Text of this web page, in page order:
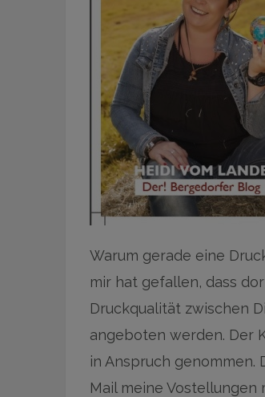
Warum gerade eine
mir hat gefallen, dass
Druckqualität zwischen
angeboten werden. Der
in Anspruch genommen.
Mail meine